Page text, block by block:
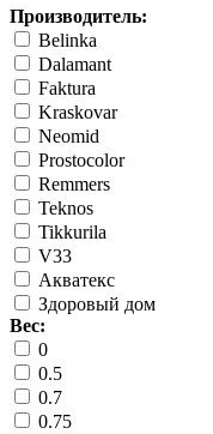
Производитель:
Belinka
Dalamant
Faktura
Kraskovar
Neomid
Prostocolor
Remmers
Teknos
Tikkurila
V33
Акватекс
Здоровый дом
Вес:
0
0.5
0.7
0.75